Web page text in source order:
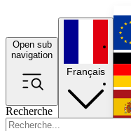
Open sub
navigation
Recherche
Français